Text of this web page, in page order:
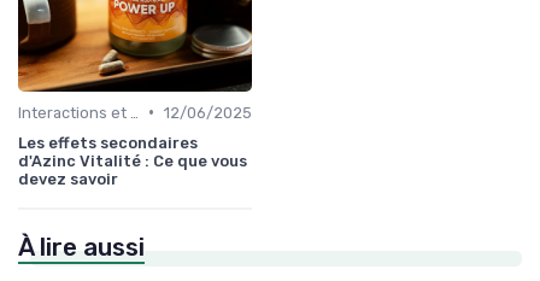
• 12/06/2025
Les effets secondaires
d'Azinc Vitalité : Ce que vous
devez savoir
À lire aussi